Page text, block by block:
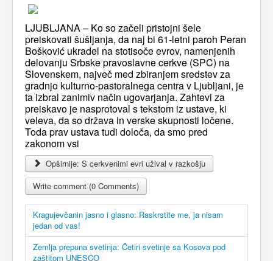
LJUBLJANA – Ko so začeli pristojni šele
preiskovati šušljanja, da naj bi 61-letni paroh Peran
Bošković ukradel na stotisoče evrov, namenjenih
delovanju Srbske pravoslavne cerkve (SPC) na
Slovenskem, največ med zbiranjem sredstev za
gradnjo kulturno-pastoralnega centra v Ljubljani, je
ta izbral zanimiv način ugovarjanja. Zahtevi za
preiskavo je nasprotoval s tekstom iz ustave, ki
veleva, da so država in verske skupnosti ločene.
Toda prav ustava tudi določa, da smo pred
zakonom vsi
Opširnije: S cerkvenimi evri užival v razkošju
Write comment (0 Comments)
Kragujevčanin jasno i glasno: Raskrstite me, ja nisam
jedan od vas!
Zemlja prepuna svetinja: Četiri svetinje sa Kosova pod
zaštitom UNESCO